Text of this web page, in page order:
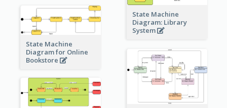
State Machine
Diagram: Library
System
State Machine
Diagram for Online
Bookstore